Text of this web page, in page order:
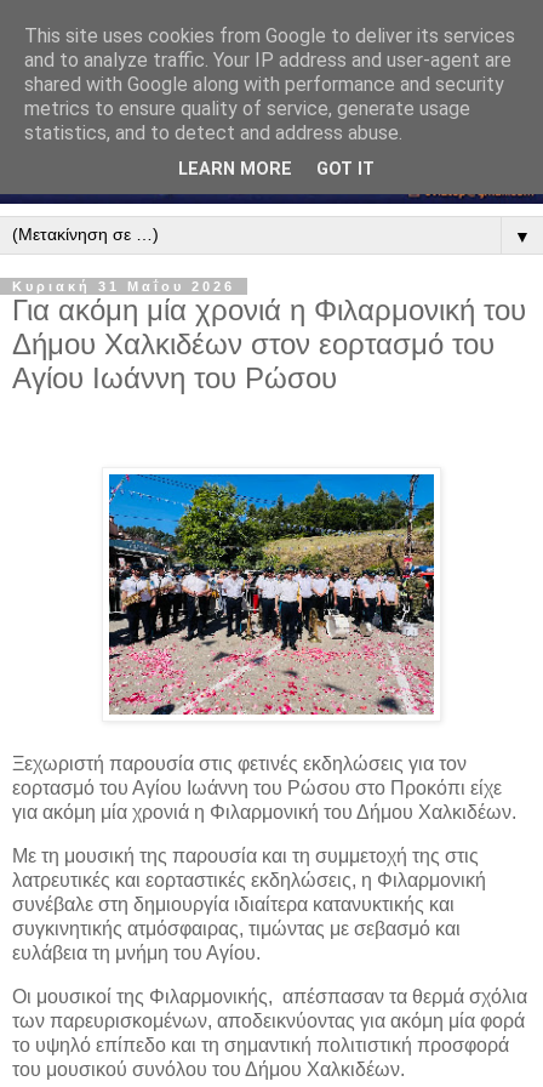
▼
Κυριακή 31 Μαΐου 2026
Για ακόμη μία χρονιά η Φιλαρμονική του
Δήμου Χαλκιδέων στον εορτασμό του
Αγίου Ιωάννη του Ρώσου
Ξεχωριστή παρουσία στις φετινές εκδηλώσεις για τον
εορτασμό του Αγίου Ιωάννη του Ρώσου στο Προκόπι είχε
για ακόμη μία χρονιά η Φιλαρμονική του Δήμου Χαλκιδέων.
Με τη μουσική της παρουσία και τη συμμετοχή της στις
λατρευτικές και εορταστικές εκδηλώσεις, η Φιλαρμονική
συνέβαλε στη δημιουργία ιδιαίτερα κατανυκτικής και
συγκινητικής ατμόσφαιρας, τιμώντας με σεβασμό και
ευλάβεια τη μνήμη του Αγίου.
Οι μουσικοί της Φιλαρμονικής, απέσπασαν τα θερμά σχόλια
των παρευρισκομένων, αποδεικνύοντας για ακόμη μία φορά
το υψηλό επίπεδο και τη σημαντική πολιτιστική προσφορά
του μουσικού συνόλου του Δήμου Χαλκιδέων.
This site uses cookies from Google to deliver its services
and to analyze traffic. Your IP address and user-agent are
shared with Google along with performance and security
metrics to ensure quality of service, generate usage
statistics, and to detect and address abuse.
LEARN MORE GOT IT